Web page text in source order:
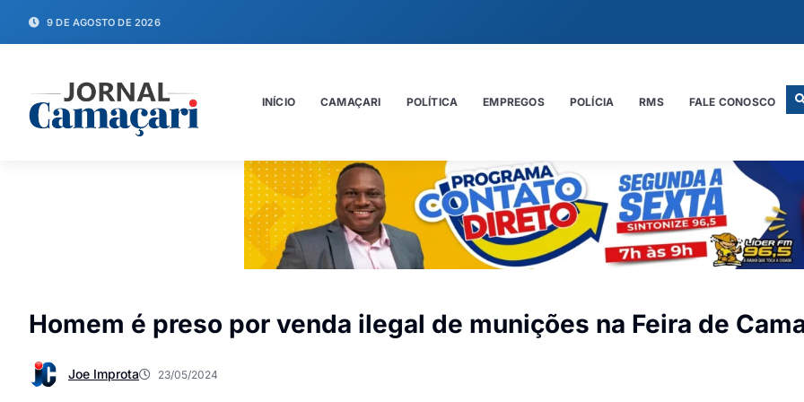
9 DE AGOSTO DE 2026
INÍCIO CAMAÇARI POLÍTICA EMPREGOS POLÍCIA RMS FALE CONOSCO
Homem é preso por venda ilegal de munições na Feira de
Joe Improta 23/05/2024